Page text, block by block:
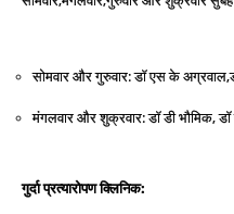
सोमवार औरगुरुवार:डॉएसकेअग्रवाल,
मंगलवार औरशुक्रवार:डॉडीभौमिक,डॉ
गुर्दाप्रत्‍यारोपणक्लिनिक: